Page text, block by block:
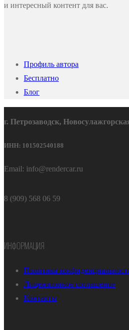
и интересный контент для вас.
Профиль автора
Бесплатно
Блог
г. Петрозаводск,
ИНН: 101502540188
Email: info@rendercar.ru
8 (909) 568 06 59
ИНФОРМАЦИЯ
Политика
Лицензионное соглашение
Контакты